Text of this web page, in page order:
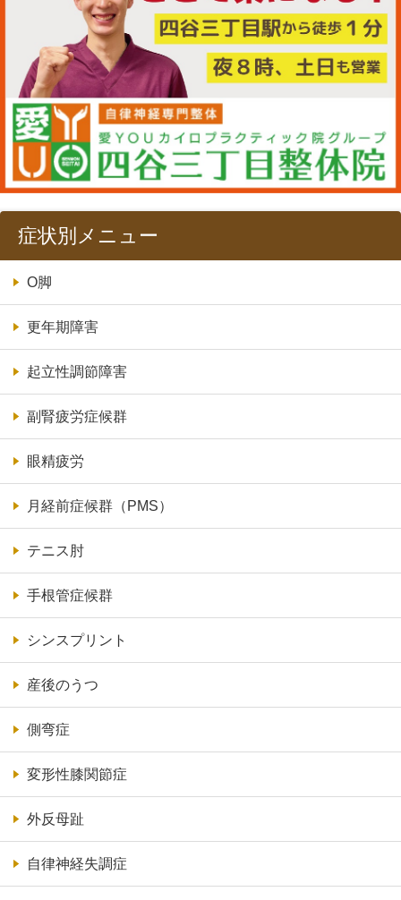
症状別メニュー
O脚
更年期障害
起立性調節障害
副腎疲労症候群
眼精疲労
月経前症候群（PMS）
テニス肘
手根管症候群
シンスプリント
産後のうつ
側弯症
変形性膝関節症
外反母趾
自律神経失調症